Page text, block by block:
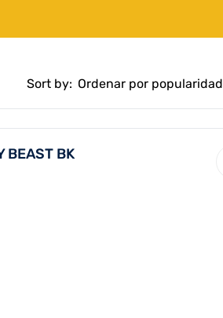
Sort by: Ordenar por popularidad
BEAST BK